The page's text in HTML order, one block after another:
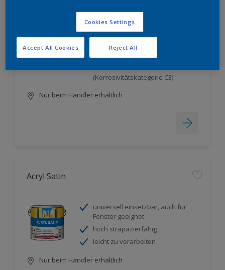
dank hervorragender
Untergrundbenetzung
sehr guter Korrosionsschutz;
bestätigt vom Institut für
(Korrosivitätskategorie C3)
Nur beim Händler erhältlich
Acryl Satin
universell einsetzbar, auch für
Fenster geeignet
hoch strapazierfähig
leicht zu verarbeiten
Nur beim Händler erhältlich
Cookies Settings
Reject All
Accept All Cookies